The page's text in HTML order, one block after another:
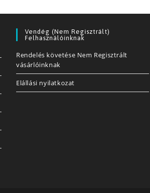
Vendég (nem Regisztrált)
Felhasználóinknak
Rendelés követése Nem Regisztrált
vásárlóinknak
Elállási nyilatkozat